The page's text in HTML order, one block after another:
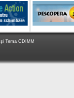
şi Tema CDIMM